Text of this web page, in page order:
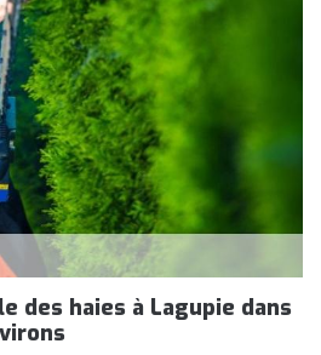
des haies à Lagupie dans